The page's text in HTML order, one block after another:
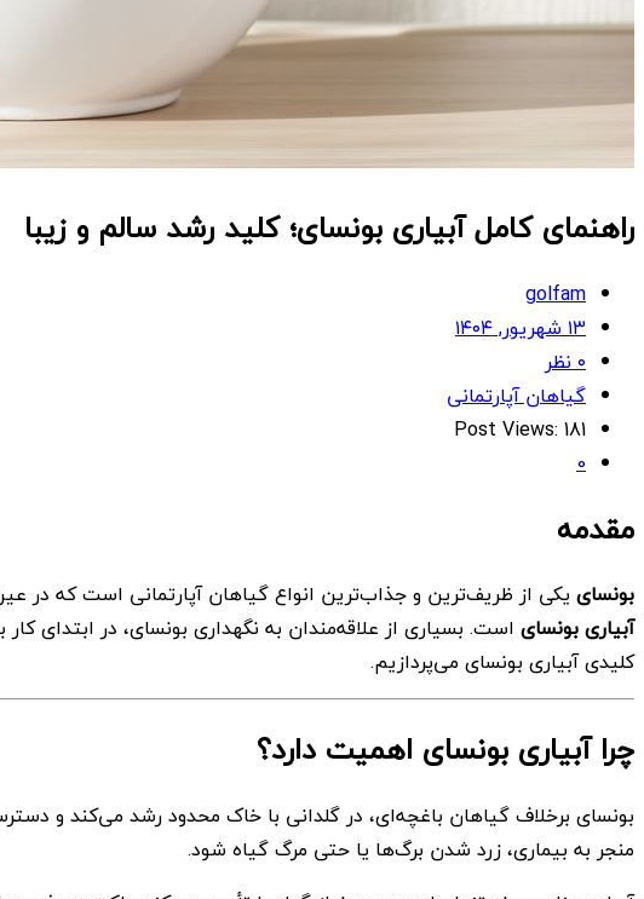
راهنمای کامل آبیاری بونسای؛ کلید رشد سالم و زیبا
golfam
۱۳ شهریور, ۱۴۰۴
۰ نظر
گیاهان آپارتمانی
Post Views: 181
0
مقدمه
بونسای یکی از ظریف‌ترین و جذاب‌ترین انواع گیاهان آپارتمانی است که در
آبیاری بونسای است. بسیاری از علاقه‌مندان به نگهداری بونسای، در ابتدای
کلیدی آبیاری بونسای می‌پردازیم.
چرا آبیاری بونسای اهمیت دارد؟
بونسای برخلاف گیاهان باغچه‌ای، در گلدانی با خاک محدود رشد می‌کند و
منجر به بیماری، زرد شدن برگ‌ها یا حتی مرگ گیاه شود.